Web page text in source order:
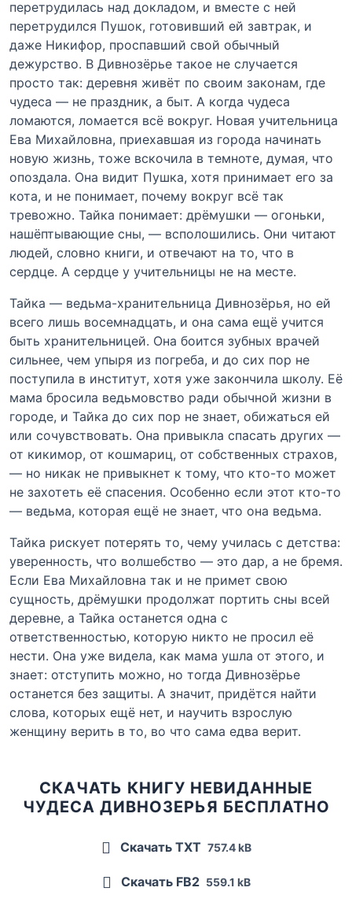
перетрудилась над докладом, и вместе с ней
перетрудился Пушок, готовивший ей завтрак, и
даже Никифор, проспавший свой обычный
дежурство. В Дивнозёрье такое не случается
просто так: деревня живёт по своим законам, где
чудеса — не праздник, а быт. А когда чудеса
ломаются, ломается всё вокруг. Новая учительница
Ева Михайловна, приехавшая из города начинать
новую жизнь, тоже вскочила в темноте, думая, что
опоздала. Она видит Пушка, хотя принимает его за
кота, и не понимает, почему вокруг всё так
тревожно. Тайка понимает: дрёмушки — огоньки,
нашёптывающие сны, — всполошились. Они читают
людей, словно книги, и отвечают на то, что в
сердце. А сердце у учительницы не на месте.
Тайка — ведьма-хранительница Дивнозёрья, но ей
всего лишь восемнадцать, и она сама ещё учится
быть хранительницей. Она боится зубных врачей
сильнее, чем упыря из погреба, и до сих пор не
поступила в институт, хотя уже закончила школу. Её
мама бросила ведьмовство ради обычной жизни в
городе, и Тайка до сих пор не знает, обижаться ей
или сочувствовать. Она привыкла спасать других —
от кикимор, от кошмариц, от собственных страхов,
— но никак не привыкнет к тому, что кто-то может
не захотеть её спасения. Особенно если этот кто-то
— ведьма, которая ещё не знает, что она ведьма.
Тайка рискует потерять то, чему училась с детства:
уверенность, что волшебство — это дар, а не бремя.
Если Ева Михайловна так и не примет свою
сущность, дрёмушки продолжат портить сны всей
деревне, а Тайка останется одна с
ответственностью, которую никто не просил её
нести. Она уже видела, как мама ушла от этого, и
знает: отступить можно, но тогда Дивнозёрье
останется без защиты. А значит, придётся найти
слова, которых ещё нет, и научить взрослую
женщину верить в то, во что сама едва верит.
СКАЧАТЬ КНИГУ НЕВИДАННЫЕ
ЧУДЕСА ДИВНОЗЕРЬЯ БЕСПЛАТНО
Скачать TXT 757.4 kB
Скачать FB2 559.1 kB